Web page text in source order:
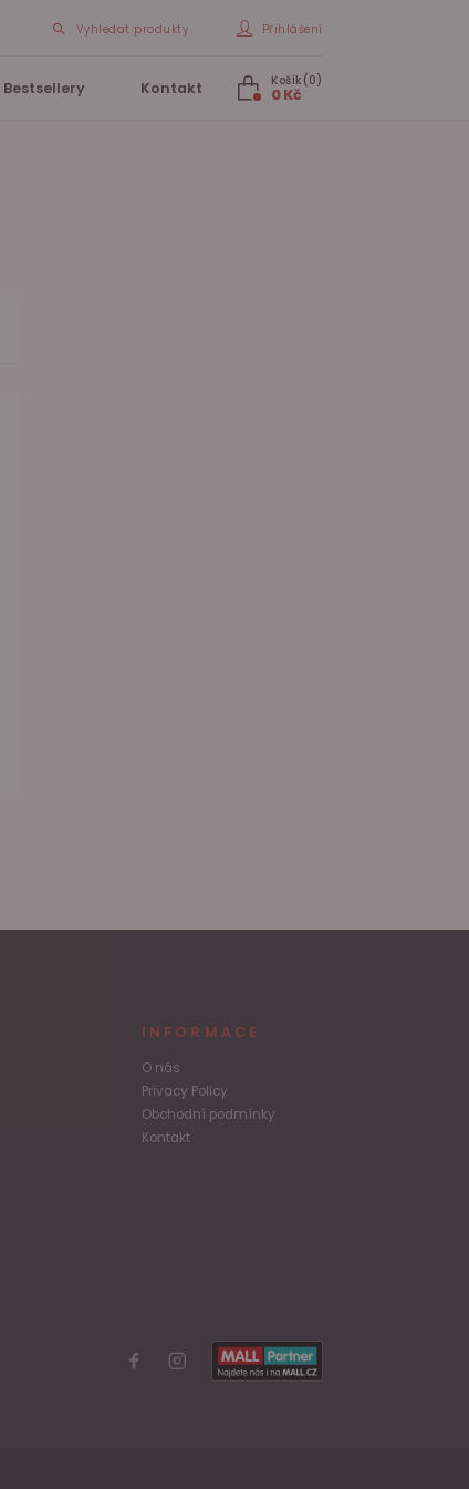
Vyhledat produkty Přihlášení
Bestsellery Kontakt Košík(0)
0 Kč
INFORMACE
O nás
Privacy Policy
Obchodní podmínky
Kontakt